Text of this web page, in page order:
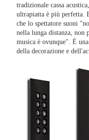
tradizionale cassa
ultrapiatta è più perfetta.
che lo spettatore suoni
nella lunga distanza, non
musica è ovunque". È
della decorazione e